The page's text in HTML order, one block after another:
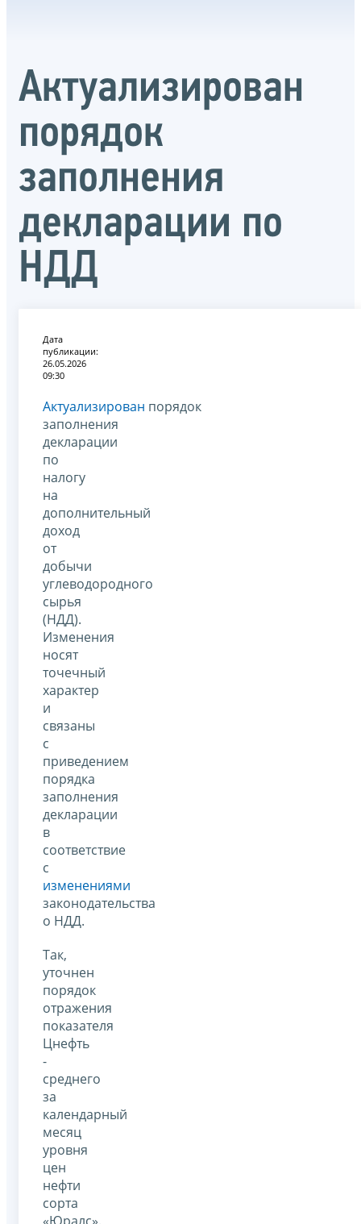
Актуализирован
порядок
заполнения
декларации по
НДД
Дата
публикации:
26.05.2026
09:30
Актуализирован порядок
заполнения
декларации
по
налогу
на
дополнительный
доход
от
добычи
углеводородного
сырья
(НДД).
Изменения
носят
точечный
характер
и
связаны
с
приведением
порядка
заполнения
декларации
в
соответствие
с
изменениями
законодательства
о НДД.
Так,
уточнен
порядок
отражения
показателя
Цнефть
-
среднего
за
календарный
месяц
уровня
цен
нефти
сорта
«Юралс».